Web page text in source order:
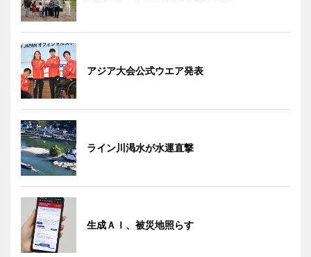
アジア大会公式ウエア発表
ライン川渇水が水運直撃
生成ＡＩ、被災地照らす